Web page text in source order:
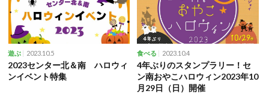
遊ぶ 2023.10.5
2023センター北＆南 ハロウィ
ンイベント特集
食べる 2023.10.4
4年ぶりのスタンプラリー！セ
ン南おやこハロウィン2023年10
月29日（日）開催